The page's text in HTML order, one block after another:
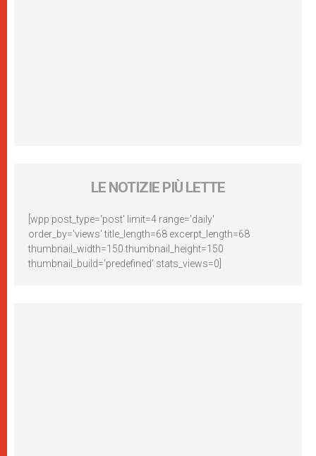
LE NOTIZIE PIÙ LETTE
[wpp post_type='post' limit=4 range='daily'
order_by='views' title_length=68 excerpt_length=68
thumbnail_width=150 thumbnail_height=150
thumbnail_build='predefined' stats_views=0]